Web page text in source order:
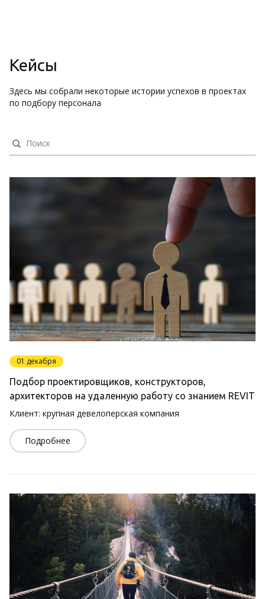
Кейсы
Здесь мы собрали некоторые истории успехов в проектах
по подбору персонала
01 декабря
Подбор проектировщиков, конструкторов,
архитекторов на удаленную работу со знанием REVIT
Клиент: крупная девелоперская компания
Подробнее